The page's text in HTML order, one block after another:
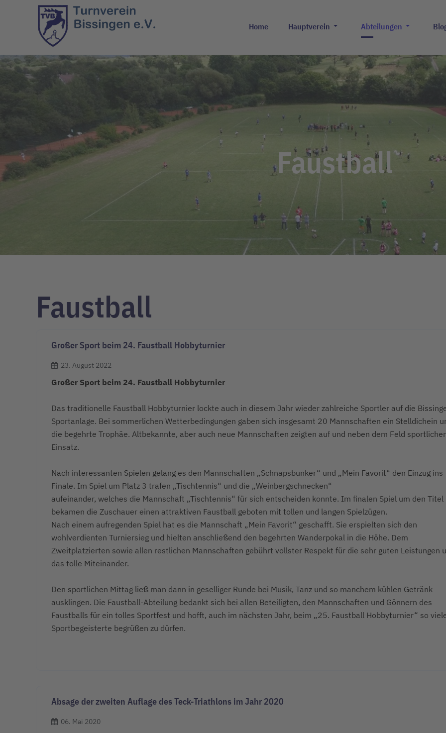
Home Hauptverein Abteilungen
Faustball
Faustball
Großer Sport beim 24. Faustball Hobbyturnier
23. August 2022
Großer Sport beim 24. Faustball Hobbyturnier
Das traditionelle Faustball Hobbyturnier lockte auch in diesem Jahr wieder zahlreiche Sportler auf die
Sportanlage. Bei sommerlichen Wetterbedingungen gaben sich insgesamt 20 Mannschaften ein Stelldichein
die begehrte Trophäe. Altbekannte, aber auch neue Mannschaften zeigten auf und neben dem Feld
Einsatz.
Nach interessanten Spielen gelang es den Mannschaften „Schnapsbunker“ und „Mein Favorit“ den Einzug ins
Finale. Im Spiel um Platz 3 trafen „Tischtennis“ und die „Weinbergschnecken“
aufeinander, welches die Mannschaft „Tischtennis“ für sich entscheiden konnte. Im finalen Spiel um den Titel
bekamen die Zuschauer einen attraktiven Faustball geboten mit tollen und langen Spielzügen.
Nach einem aufregenden Spiel hat es die Mannschaft „Mein Favorit“ geschafft. Sie erspielten sich den
wohlverdienten Turniersieg und hielten anschließend den begehrten Wanderpokal in die Höhe. Dem
Zweitplatzierten sowie allen restlichen Mannschaften gebührt vollster Respekt für die sehr guten Leistungen
das tolle Miteinander.
Den sportlichen Mittag ließ man dann in geselliger Runde bei Musik, Tanz und so manchem kühlen Getränk
ausklingen. Die Faustball-Abteilung bedankt sich bei allen Beteiligten, den Mannschaften und Gönnern des
Faustballs für ein tolles Sportfest und hofft, auch im nächsten Jahr, beim „25. Faustball Hobbyturnier“ so
Sportbegeisterte begrüßen zu dürfen.
Absage der zweiten Auflage des Teck-Triathlons im Jahr 2020
06. Mai 2020